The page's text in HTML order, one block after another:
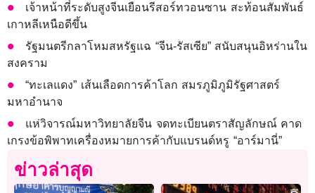
เจ้าหน้าที่ระดับสูงจีนเยือนรีสอร์ทวอนซาน สะท้อนสัมพันธ์
เกาหลีเหนือดีขึ้น
รัฐมนตรีกลาโหมสหรัฐแฉ “จีน-รัสเซีย” สนับสนุนอิหร่านใน
สงคราม
“ทะเลแดง” เส้นเลือดการค้าโลก สมรภูมิภูมิรัฐศาสตร์
มหาอำนาจ
แห่วิจารณ์มหาวิทยาลัยจีน จดทะเบียนตราสัญลักษณ์ คาด
เกรงข้อพิพาทเครื่องหมายการค้ากับแบรนด์หรู “อาร์มานี่”
ข่าวล่าสุด